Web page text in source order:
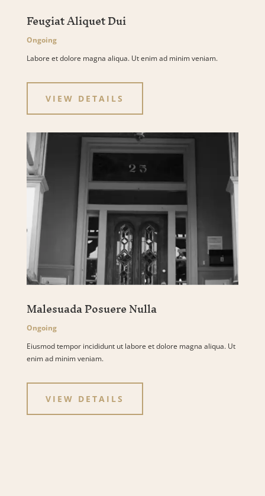
Feugiat Aliquet Dui
Ongoing
Labore et dolore magna aliqua. Ut enim ad minim veniam.
VIEW DETAILS
Malesuada Posuere Nulla
Ongoing
Eiusmod tempor incididunt ut labore et dolore magna aliqua. Ut
enim ad minim veniam.
VIEW DETAILS